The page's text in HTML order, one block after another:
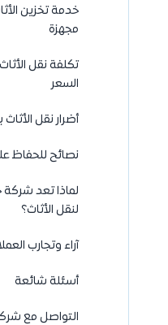
خدمة تخزين
مجهزة
تكلفة نقل
السعر
أضرار نقل
نصائح للحفاظ
لماذا تعد شركة
لنقل الأثاث؟
آراء وتجارب
أسئلة شائعة
التواصل مع